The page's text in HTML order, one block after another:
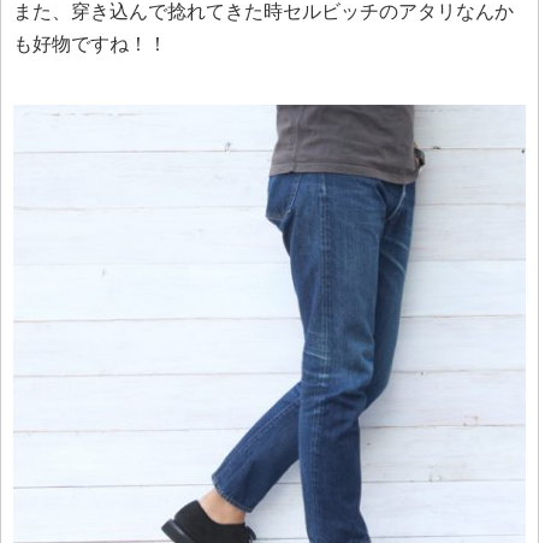
また、穿き込んで捻れてきた時セルビッチのアタリなんか
も好物ですね！！